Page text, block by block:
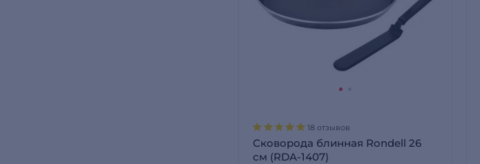
18 отзывов
Сковорода блинная Rondell 26
см (RDA-1407)